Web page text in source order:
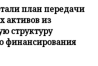
план передачи
активов из
структуру
финансирования